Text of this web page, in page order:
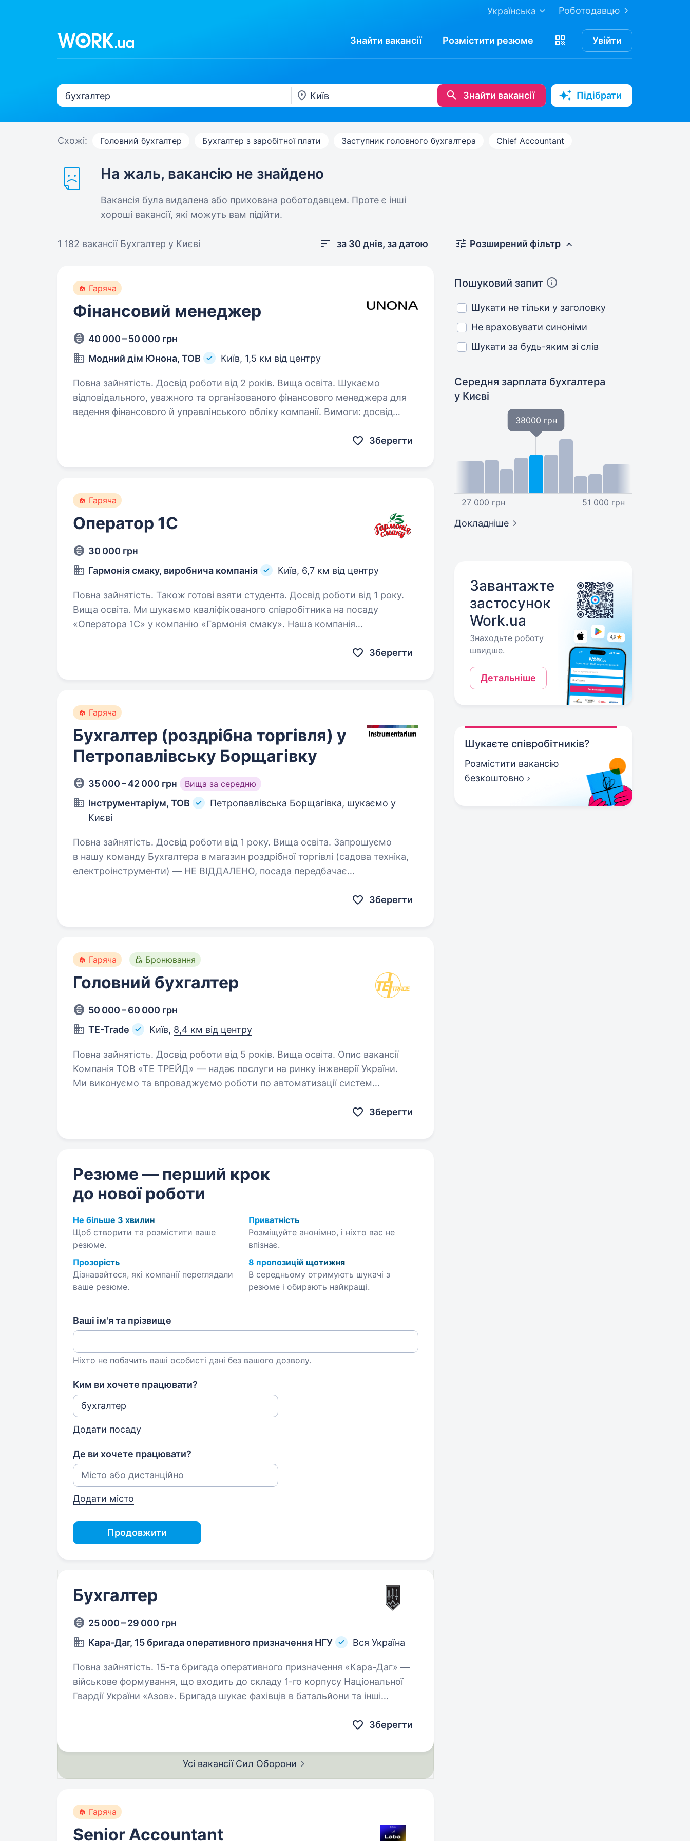
Роботодавцю
Українська
Знайти вакансії Розмістити резюме Увійти
Знайти вакансії Підібрати
Схожі: Головний бухгалтер Бухгалтер з заробітної плати Заступник головного бухгалтера Chief Accountant
На жаль, вакансію не знайдено
Вакансія була видалена або прихована роботодавцем. Проте є інші
хороші вакансії, які можуть вам підійти.
1 182 вакансії Бухгалтер у Києві за 30 днів, за датою
Гаряча
Фінансовий менеджер
40 000 – 50 000 грн
Модний дім Юнона, ТОВ
Київ, 1,5 км від центру
Повна зайнятість. Досвід роботи від 2 років. Вища освіта. Шукаємо
відповідального, уважного та організованого фінансового менеджера для
ведення фінансового й управлінського обліку компанії. Вимоги: досвід
Зберегти
Гаряча
Оператор 1C
30 000 грн
Гармонія смаку, виробнича компанія
Київ, 6,7 км від центру
Повна зайнятість. Також готові взяти студента. Досвід роботи від 1 року.
Вища освіта. Ми шукаємо кваліфікованого співробітника на посаду
«Оператора 1C» у компанію «Гармонія смаку». Наша компанія
Зберегти
Гаряча
Бухгалтер (роздрібна торгівля) у
Петропавлівську Борщагівку
35 000 – 42 000 грн Вища за середню
Інструментаріум, ТОВ
Петропавлівська Борщагівка, шукаємо у
Києві
Повна зайнятість. Досвід роботи від 1 року. Вища освіта. Запрошуємо
в нашу команду Бухгалтера в магазин роздрібної торгівлі (садова техніка,
електроінструменти) — НЕ ВІДДАЛЕНО, посада передбачає
Зберегти
Гаряча Бронювання
Головний бухгалтер
50 000 – 60 000 грн
TE-Trade
Київ, 8,4 км від центру
Повна зайнятість. Досвід роботи від 5 років. Вища освіта. Опис вакансії
Компанія ТОВ «ТЕ ТРЕЙД» — надає послуги на ринку інженерії України.
Ми виконуємо та впроваджуємо роботи по автоматизації систем
Зберегти
Резюме — перший крок
до нової роботи
Не більше 3 хвилин
Щоб створити та розмістити ваше
резюме.
Приватність
Розміщуйте анонімно, і ніхто вас не
впізнає.
Прозорість
Дізнавайтеся, які компанії переглядали
ваше резюме.
8 пропозицій щотижня
В середньому отримують шукачі з
резюме і обирають найкращі.
Ваші ім'я та прізвище
Ніхто не побачить ваші особисті дані без вашого дозволу.
Ким ви хочете працювати?
Додати посаду
Де ви хочете працювати?
Додати місто
Продовжити
Бухгалтер
25 000 – 29 000 грн
Кара-Даг, 15 бригада оперативного призначення НГУ
Вся Україна
Повна зайнятість. 15-та бригада оперативного призначення «Кара-Даг» —
військове формування, що входить до складу 1-го корпусу Національної
Гвардії України «Азов». Бригада шукає фахівців в батальйони та інші
Зберегти
Усі вакансії Сил Оборони
Гаряча
Senior Accountant
Розширений фільтр
Пошуковий запит
Шукати не тільки у заголовку
Не враховувати синоніми
Шукати за будь-яким зі слів
Середня зарплата бухгалтера
у Києві
27 000 грн
38000 грн
51 000 грн
Докладніше
Завантажте
застосунок
Work.ua
Знаходьте роботу
швидше.
Детальніше
Шукаєте співробітників?
Розмістити вакансію
безкоштовно